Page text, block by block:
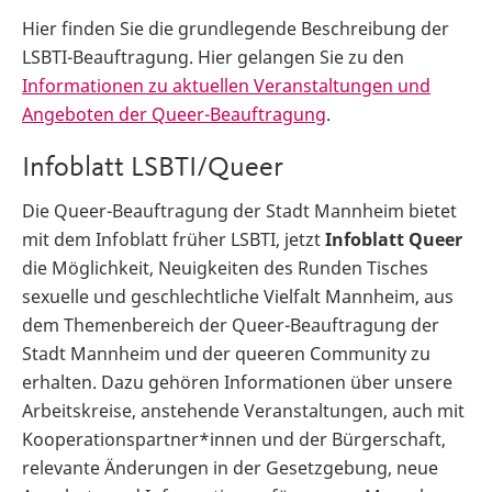
Hier finden Sie die grundlegende Beschreibung der
LSBTI-Beauftragung. Hier gelangen Sie zu den
Informationen zu aktuellen Veranstaltungen und
Angeboten der Queer-Beauftragung.
Infoblatt LSBTI/Queer
Die Queer-Beauftragung der Stadt Mannheim bietet
mit dem Infoblatt früher LSBTI, jetztInfoblatt Queer
die Möglichkeit, Neuigkeiten des Runden Tisches
sexuelle und geschlechtliche Vielfalt Mannheim, aus
dem Themenbereich der Queer-Beauftragung der
Stadt Mannheim und der queeren Community zu
erhalten. Dazu gehören Informationen über unsere
Arbeitskreise, anstehende Veranstaltungen, auch mit
Kooperationspartner*innen und der Bürgerschaft,
relevante Änderungen in der Gesetzgebung, neue